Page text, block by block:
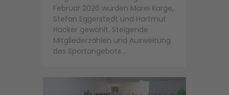
Februar 2026 wurden Marei Karge,
Stefan Eggerstedt und Hartmut
Hacker gewählt. Steigende
Mitgliederzahlen und Ausweitung
des Sportangebots…